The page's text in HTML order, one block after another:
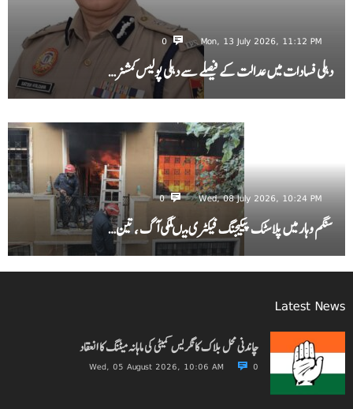
Mon, 13 July 2026, 11:12 PM
0
دہلی فسادات میں عدالت کے فیصلے سے دہلی پولیس کمشنر…
Wed, 08 July 2026, 10:24 PM
0
سنگم وہار میں پلاسٹک پیکیجنگ فیکٹری میںلگی آگ ، تین…
Latest News
چاندنی محل بلاک کانگریس کمیٹی کی ماہانہ میٹنگ کا انعقاد
Wed, 05 August 2026, 10:06 AM 0